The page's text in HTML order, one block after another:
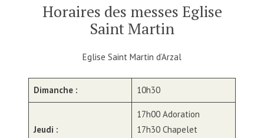
Horaires des messes Eglise
Saint Martin
Eglise Saint Martin d’Arzal
Dimanche : 10h30
Jeudi :
17h00 Adoration
17h30 Chapelet